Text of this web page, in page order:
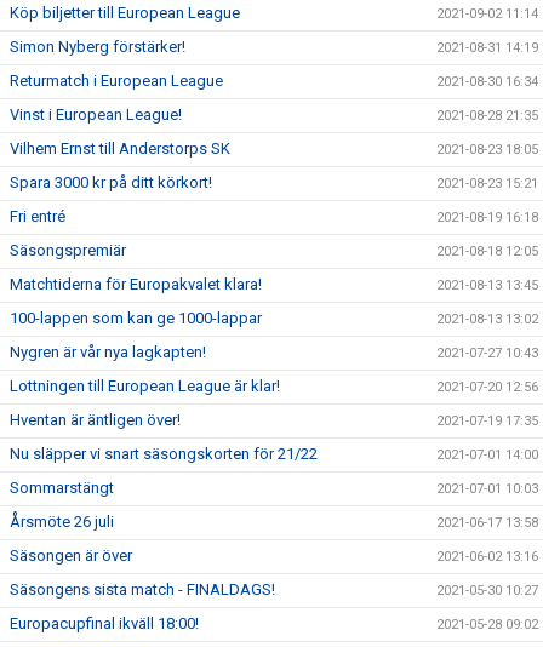
Köp biljetter till European League 2021-09-02 11:14
Simon Nyberg förstärker! 2021-08-31 14:19
Returmatch i European League 2021-08-30 16:34
Vinst i European League! 2021-08-28 21:35
Vilhem Ernst till Anderstorps SK 2021-08-23 18:05
Spara 3000 kr på ditt körkort! 2021-08-23 15:21
Fri entré 2021-08-19 16:18
Säsongspremiär 2021-08-18 12:05
Matchtiderna för Europakvalet klara! 2021-08-13 13:45
100-lappen som kan ge 1000-lappar 2021-08-13 13:02
Nygren är vår nya lagkapten! 2021-07-27 10:43
Lottningen till European League är klar! 2021-07-20 12:56
Hventan är äntligen över! 2021-07-19 17:35
Nu släpper vi snart säsongskorten för 21/22 2021-07-01 14:00
Sommarstängt 2021-07-01 10:03
Årsmöte 26 juli 2021-06-17 13:58
Säsongen är över 2021-06-02 13:16
Säsongens sista match - FINALDAGS! 2021-05-30 10:27
Europacupfinal ikväll 18:00! 2021-05-28 09:02